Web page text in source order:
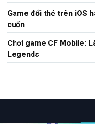
Game đổi thẻ trên iOS
cuốn
Chơi game CF Mobile:
Legends